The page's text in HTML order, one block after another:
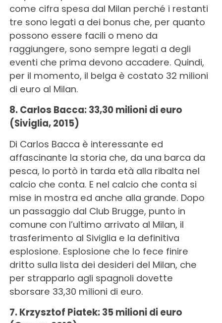
come cifra spesa dal Milan perché i restanti
tre sono legati a dei bonus che, per quanto
possono essere facili o meno da
raggiungere, sono sempre legati a degli
eventi che prima devono accadere. Quindi,
per il momento, il belga è costato 32 milioni
di euro al Milan.
8. Carlos Bacca: 33,30 milioni di euro
(Siviglia, 2015)
Di Carlos Bacca è interessante ed
affascinante la storia che, da una barca da
pesca, lo portò in tarda età alla ribalta nel
calcio che conta. E nel calcio che conta si
mise in mostra ed anche alla grande. Dopo
un passaggio dal Club Brugge, punto in
comune con l’ultimo arrivato al Milan, il
trasferimento al Siviglia e la definitiva
esplosione. Esplosione che lo fece finire
dritto sulla lista dei desideri del Milan, che
per strapparlo agli spagnoli dovette
sborsare 33,30 milioni di euro.
7. Krzysztof Piatek: 35 milioni di euro